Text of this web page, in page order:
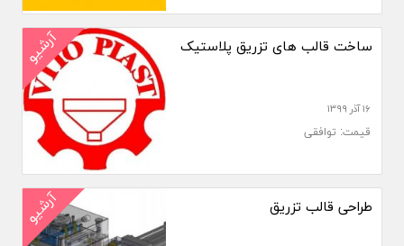
آرشیو ساخت قالب های تزریق پلاستیک
۱۶ آذر ۱۳۹۹
قیمت: توافقی
آرشیو طراحی قالب تزریق